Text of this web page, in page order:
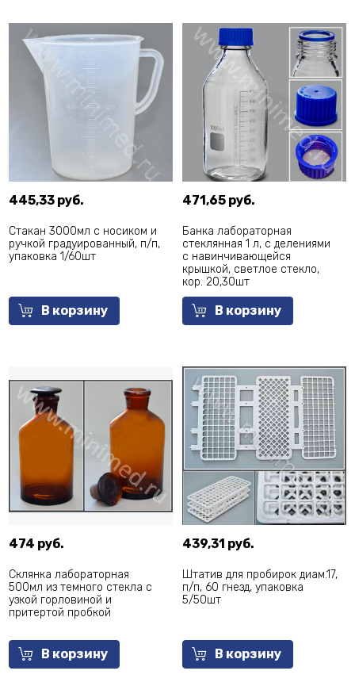
445,33 руб.
Стакан 3000мл с носиком и
ручкой градуированный, п/п,
упаковка 1/60шт
В корзину
471,65 руб.
Банка лабораторная
стеклянная 1 л, с делениями
с навинчивающейся
крышкой, светлое стекло,
кор. 20,30шт
В корзину
474 руб.
Склянка лабораторная
500мл из темного стекла с
узкой горловиной и
притертой пробкой
В корзину
439,31 руб.
Штатив для пробирок диам.17,
п/п, 60 гнезд, упаковка
5/50шт
В корзину